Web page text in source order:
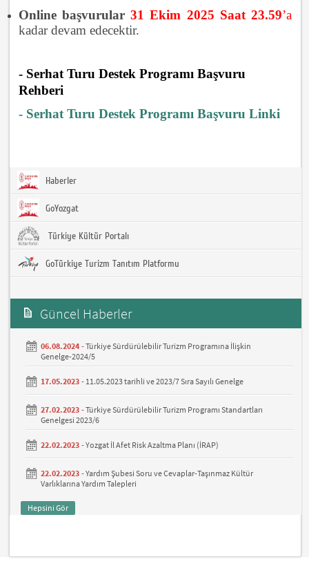
Online başvurular 31 Ekim 2025 Saat 23.59’a
kadar devam edecektir.
- Serhat Turu Destek Programı Başvuru
Rehberi
- Serhat Turu Destek Programı Başvuru Linki
Haberler
GoYozgat
Türkiye Kültür Portalı
GoTürkiye Turizm Tanıtım Platformu
Güncel Haberler
06.08.2024 -Türkiye Sürdürülebilir Turizm Programına İlişkin
Genelge-2024/5
17.05.2023 - 11.05.2023 tarihli ve 2023/7 Sıra Sayılı Genelge
27.02.2023 -Türkiye Sürdürülebilir Turizm Programı Standartları
Genelgesi 2023/6
22.02.2023 -Yozgat İl Afet Risk Azaltma Planı (İRAP)
22.02.2023 -Yardım Şubesi Soru ve Cevaplar-Taşınmaz Kültür
Varlıklarına Yardım Talepleri
Hepsini Gör